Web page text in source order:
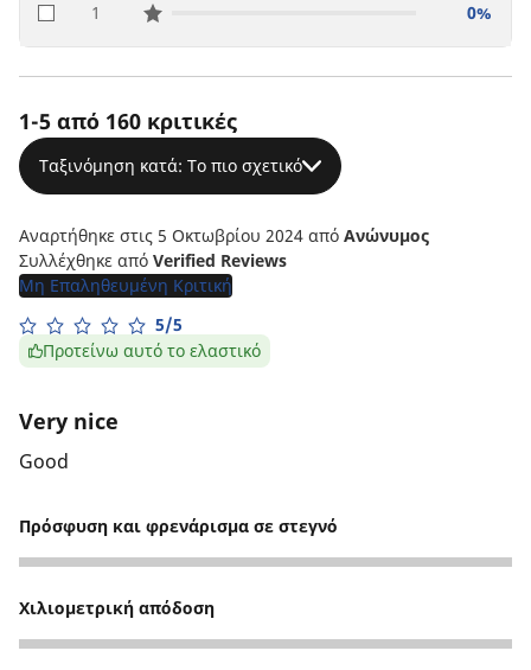
1star reviews 0%
1-5 από 160 κριτικές
Ταξινόμηση κατά: Το πιο σχετικό
Αναρτήθηκε στις 5 Οκτωβρίου 2024 από Ανώνυμος
Συλλέχθηκε από Verified Reviews
Μη Επαληθευμένη Κριτική
5/5
Προτείνω αυτό το ελαστικό
Very nice
Good
Πρόσφυση και φρενάρισμα σε στεγνό
5
Χιλιομετρική απόδοση
5